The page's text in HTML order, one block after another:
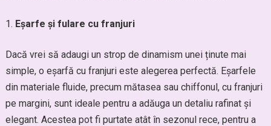
Eșarfe și fulare cu franjuri
Dacă vrei să adaugi un strop de dinamism unei ținute mai
simple, o eșarfă cu franjuri este alegerea perfectă. Eșarfele
din materiale fluide, precum mătasea sau chiffonul, cu franjuri
pe margini, sunt ideale pentru a adăuga un detaliu rafinat și
elegant. Acestea pot fi purtate atât în sezonul rece, pentru a